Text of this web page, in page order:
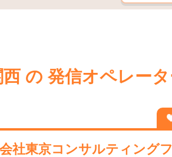
西 の 発信オペレー
社東京コンサルティング